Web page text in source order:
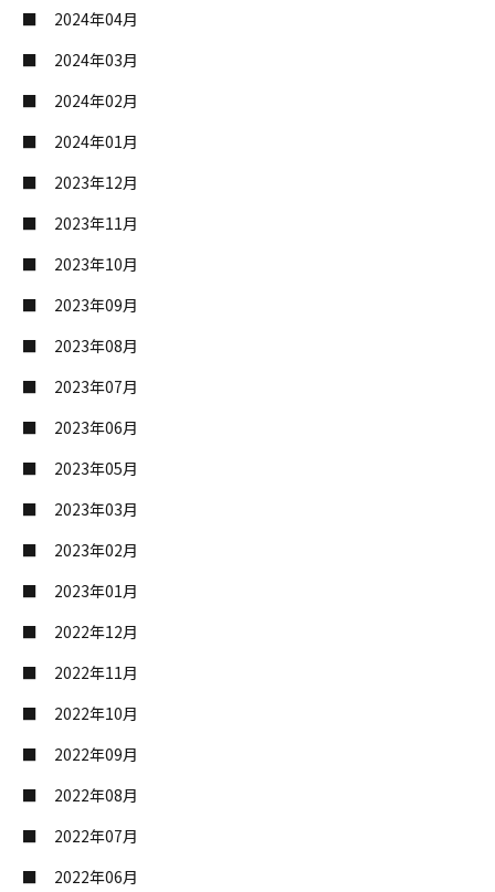
2024年04月
2024年03月
2024年02月
2024年01月
2023年12月
2023年11月
2023年10月
2023年09月
2023年08月
2023年07月
2023年06月
2023年05月
2023年03月
2023年02月
2023年01月
2022年12月
2022年11月
2022年10月
2022年09月
2022年08月
2022年07月
2022年06月